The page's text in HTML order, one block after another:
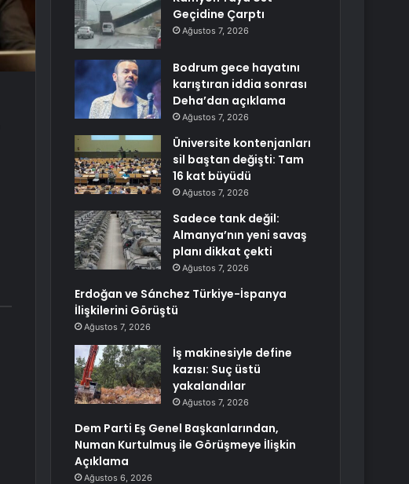
Geçidine Çarptı
Ağustos 7, 2026
Bodrum gece hayatını
karıştıran iddia sonrası
Deha’dan açıklama
Ağustos 7, 2026
Üniversite kontenjanları
sil baştan değişti: Tam
16 kat büyüdü
Ağustos 7, 2026
Sadece tank değil:
Almanya’nın yeni savaş
planı dikkat çekti
Ağustos 7, 2026
Erdoğan ve Sánchez Türkiye-İspanya
İlişkilerini Görüştü
Ağustos 7, 2026
İş makinesiyle define
kazısı: Suç üstü
yakalandılar
Ağustos 7, 2026
Dem Parti Eş Genel Başkanlarından,
Numan Kurtulmuş ile Görüşmeye İlişkin
Açıklama
Ağustos 6, 2026